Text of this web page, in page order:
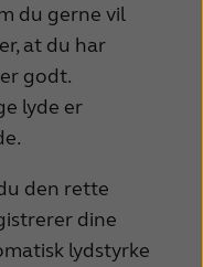
du gerne vil
at du har
godt.
lyde er
den rette
dine
lydstyrke